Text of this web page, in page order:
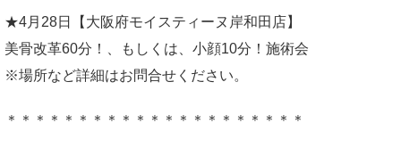
★4月28日【大阪府モイスティーヌ岸和田店】
美骨改革60分！、もしくは、小顔10分！施術会
※場所など詳細はお問合せください。
＊＊＊＊＊＊＊＊＊＊＊＊＊＊＊＊＊＊＊＊＊